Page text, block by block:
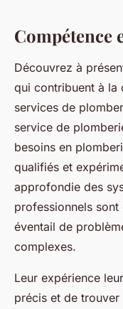
Compétence
Découvrez à
qui contribuent à la
services de
service de
besoins en
qualifiés et
approfondie des
professionnels
éventail de
complexes.
Leur expérience
précis et de